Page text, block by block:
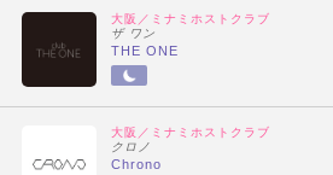
大阪／ミナミホストクラブ
ザ ワン
THE ONE
大阪／ミナミホストクラブ
クロノ
Chrono